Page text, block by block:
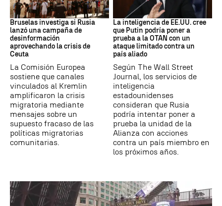
Desinformación rusa
Bruselas investiga si Rusia
lanzó una campaña de
desinformación
aprovechando la crisis de
Ceuta
La Comisión Europea
sostiene que canales
vinculados al Kremlin
amplificaron la crisis
migratoria mediante
mensajes sobre un
supuesto fracaso de las
políticas migratorias
comunitarias.
OTAN
La inteligencia de EE.UU. cree
que Putin podría poner a
prueba a la OTAN con un
ataque limitado contra un
país aliado
Según The Wall Street
Journal, los servicios de
inteligencia
estadounidenses
consideran que Rusia
podría intentar poner a
prueba la unidad de la
Alianza con acciones
contra un país miembro en
los próximos años.